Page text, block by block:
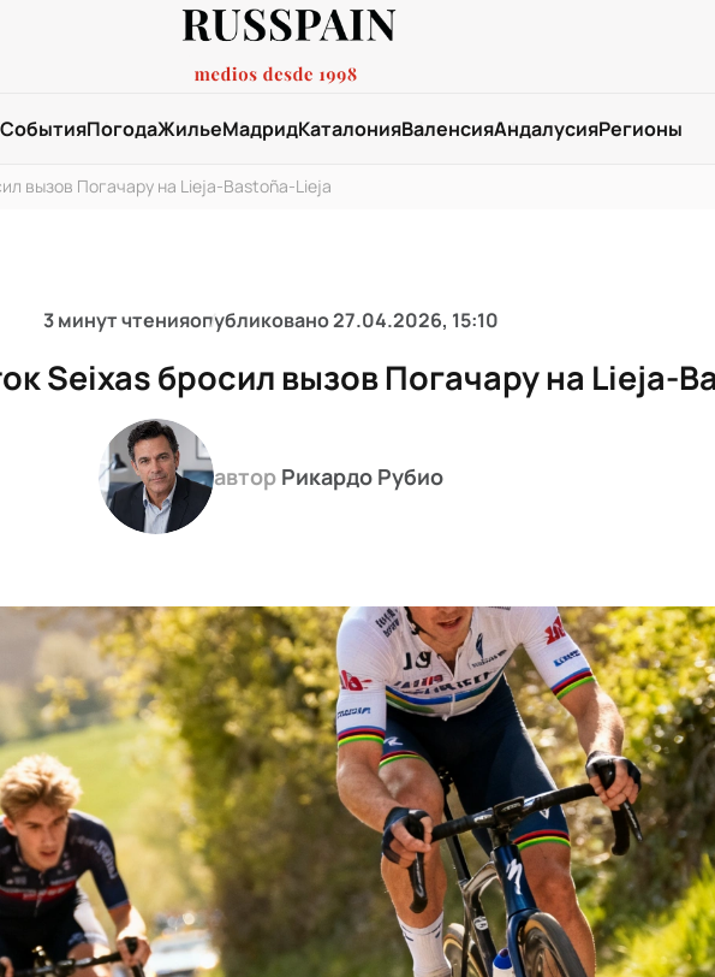
СобытияПогодаЖильеМадридКаталонияВаленсияАндалусияРегионы
вызов Погачару на Lieja-Bastoña-Lieja
3 минут чтенияопубликовано27.04.2026, 15:10
Seixas бросил вызов Погачару на Lieja-
автор Рикардо Рубио